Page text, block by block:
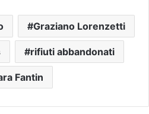
Graziano Lorenzetti
rifiuti abbandonati
Fantin